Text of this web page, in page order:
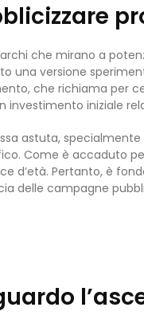
che mirano a
una versione
che richiama per
investimento iniziale
astuta,
Come è accaduto
d’età. Pertanto, è
delle campagne